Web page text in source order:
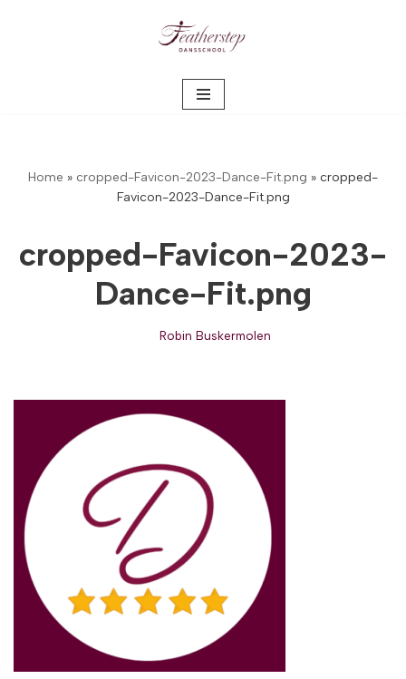
Home » cropped-Favicon-2023-Dance-Fit.png » cropped-
Favicon-2023-Dance-Fit.png
cropped-Favicon-2023-
Dance-Fit.png
Robin Buskermolen